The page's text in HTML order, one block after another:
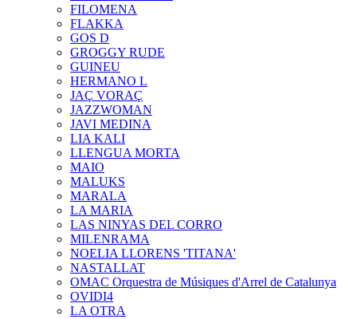
FILOMENA
FLAKKA
GOS D
GROGGY RUDE
GUINEU
HERMANO L
JAÇ VORAÇ
JAZZWOMAN
JAVI MEDINA
LIA KALI
LLENGUA MORTA
MAIO
MALUKS
MARALA
LA MARIA
LAS NINYAS DEL CORRO
MILENRAMA
NOELIA LLORENS 'TITANA'
NASTALLAT
OMAC Orquestra de Músiques d'Arrel de Catalunya
OVIDI4
LA OTRA